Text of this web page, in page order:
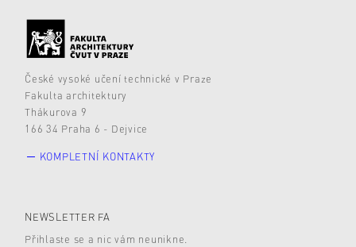
České vysoké učení technické v Praze
Fakulta architektury
Thákurova 9
166 34 Praha 6 - Dejvice
KOMPLETNÍ KONTAKTY
NEWSLETTER FA
Přihlaste se a nic vám neunikne.